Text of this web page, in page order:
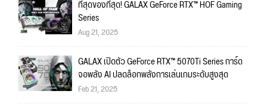
ที่สุดของที่สุด! GALAX GeForce RTX™ HOF Gaming
Series
Aug 21, 2025
GALAX เปิดตัว GeForce RTX™ 5070Ti Series การ์ด
จอพลัง AI ปลดล็อกพลังการเล่นเกมระดับสูงสุด
Feb 21, 2025